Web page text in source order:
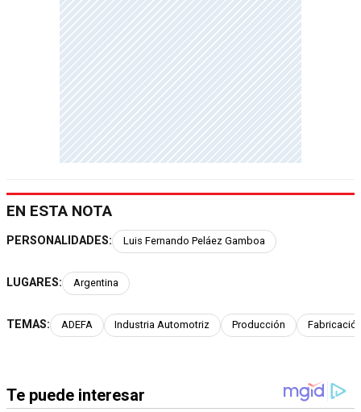
EN ESTA NOTA
PERSONALIDADES: Luis Fernando Peláez Gamboa
LUGARES: Argentina
TEMAS: ADEFA Industria Automotriz Producción